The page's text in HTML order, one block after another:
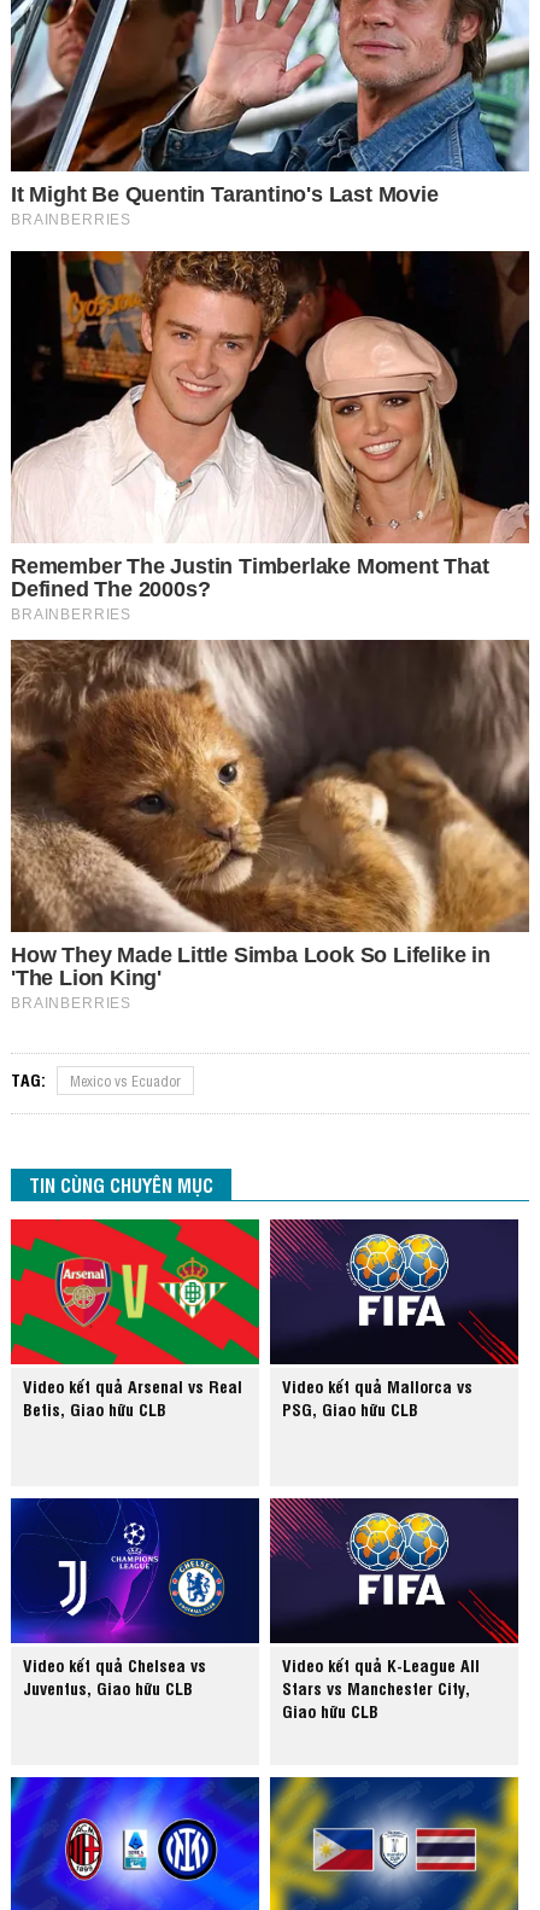
TAG: Mexico vs Ecuador
TIN CÙNG CHUYÊN MỤC
Video kết quả Arsenal vs Real
Betis, Giao hữu CLB
Video kết quả Mallorca vs
PSG, Giao hữu CLB
Video kết quả Chelsea vs
Juventus, Giao hữu CLB
Video kết quả K-League All
Stars vs Manchester City,
Giao hữu CLB